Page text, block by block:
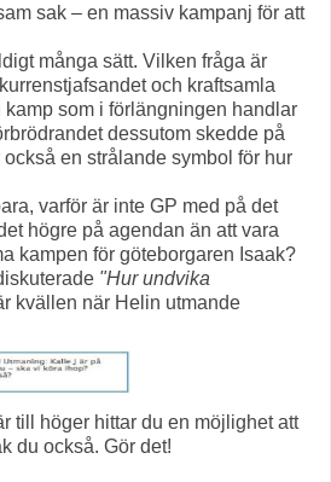
sak – en massiv kampanj för att
många sätt. Vilken fråga är
och kraftsamla
som i förlängningen handlar
dessutom skedde på
en strålande symbol för hur
varför är inte GP med på det
högre på agendan än att vara
kampen för göteborgaren Isaak?
"Hur undvika
kvällen när Helin utmande
till höger hittar du en möjlighet att
du också. Gör det!